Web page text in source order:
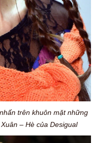
trên khuôn mặt những
– Hè của Desigual